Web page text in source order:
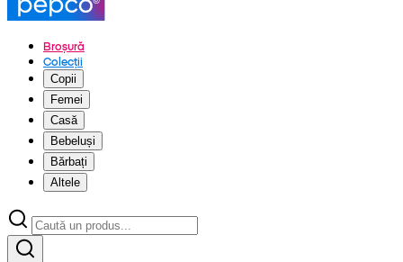
Broșură
Colecții
Copii
Femei
Casă
Bebeluși
Bărbați
Altele